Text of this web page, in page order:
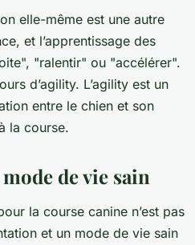
elle-même est une autre
et l’apprentissage des
"ralentir" ou "accélérer".
d’agility. L’agility est un
entre le chien et son
la course.
de vie sain
la course canine n’est pas
et un mode de vie sain